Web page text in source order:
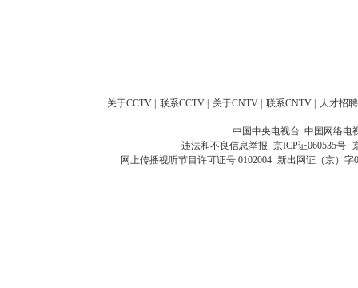
关于CCTV 联系CCTV 关于CNTV 联系CNTV 人才招聘
中国中央电视台 中国网络电
违法和不良信息举报 京ICP证060535号
网上传播视听节目许可证号 0102004 新出网证（京）